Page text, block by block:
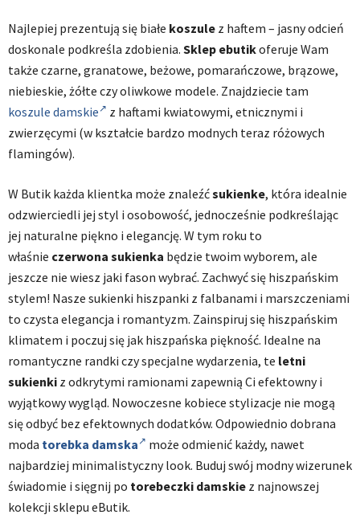
Najlepiej prezentują się białe koszule z haftem – jasny odcień
doskonale podkreśla zdobienia. Sklep ebutikoferuje Wam
także czarne, granatowe, beżowe, pomarańczowe, brązowe,
niebieskie, żółte czy oliwkowe modele. Znajdziecie tam
koszule damskie
z haftami kwiatowymi, etnicznymi i
zwierzęcymi (w kształcie bardzo modnych teraz różowych
flamingów).
W Butik każda klientka może znaleźćsukienke, która idealnie
odzwierciedli jej styl i osobowość, jednocześnie podkreślając
jej naturalne piękno i elegancję. W tym roku to
właśnie czerwona sukienka będzie twoim wyborem, ale
jeszcze nie wiesz jaki fason wybrać. Zachwyć się hiszpańskim
stylem! Nasze sukienki hiszpanki z falbanami i marszczeniami
to czysta elegancja i romantyzm. Zainspiruj się hiszpańskim
klimatem i poczuj się jak hiszpańska piękność. Idealne na
romantyczne randki czy specjalne wydarzenia, te letni
sukienki z odkrytymi ramionami zapewnią Ci efektowny i
wyjątkowy wygląd. Nowoczesne kobiece stylizacje nie mogą
się odbyć bez efektownych dodatków. Odpowiednio dobrana
moda torebka damska
może odmienić każdy, nawet
najbardziej minimalistyczny look. Buduj swój modny wizerunek
świadomie i sięgnij po torebeczki damskie z najnowszej
kolekcji sklepu eButik.